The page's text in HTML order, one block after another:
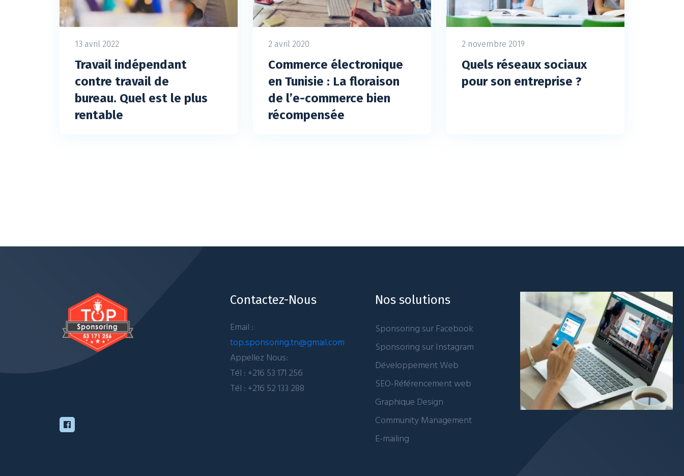
13 avril 2022
Travail indépendant
contre travail de
bureau. Quel est le plus
rentable
2 avril 2020
Commerce électronique
en Tunisie : La floraison
de l’e-commerce bien
récompensée
2 novembre 2019
Quels réseaux sociaux
pour son entreprise ?
Contactez-Nous
Email :
top.sponsoring.tn@gmail.com
Appellez Nous:
Tél : +216 53 171 256
Tél : +216 52 133 288
Nos solutions
Sponsoring sur Facebook
Sponsoring sur Instagram
Développement Web
SEO-Référencement web
Graphique Design
Community Management
E-mailing